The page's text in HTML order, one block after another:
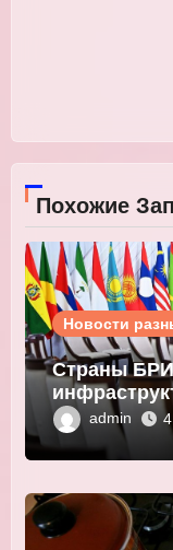
Похожие
Новости
Страны
валютadmin